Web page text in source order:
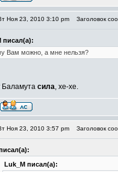
Ноя 23, 2010 3:10 pm Заголовок
писал(а):
Вам можно, а мне нельзя?
Баламута сила, хе-хе.
Ноя 23, 2010 3:57 pm Заголовок
Luk_M писал(а):